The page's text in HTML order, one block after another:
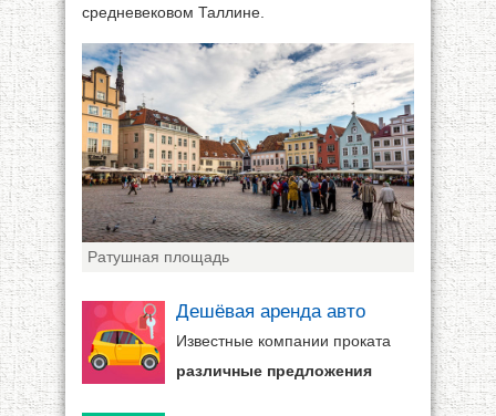
средневековом Таллине.
Ратушная площадь
Дешёвая аренда авто
Известные компании проката
различные предложения